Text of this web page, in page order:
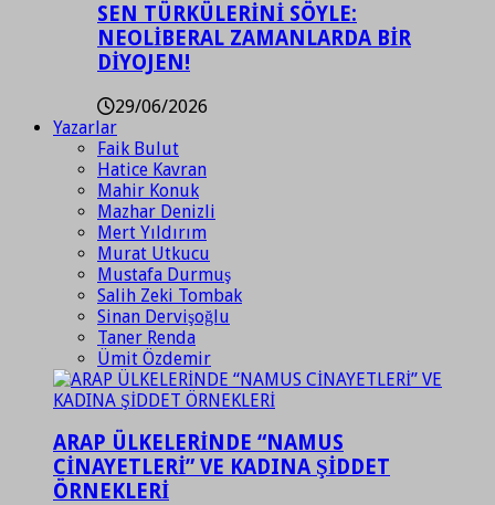
SEN TÜRKÜLERİNİ SÖYLE:
NEOLİBERAL ZAMANLARDA BİR
DİYOJEN!
29/06/2026
Yazarlar
Faik Bulut
Hatice Kavran
Mahir Konuk
Mazhar Denizli
Mert Yıldırım
Murat Utkucu
Mustafa Durmuş
Salih Zeki Tombak
Sinan Dervişoğlu
Taner Renda
Ümit Özdemir
ARAP ÜLKELERİNDE “NAMUS
CİNAYETLERİ” VE KADINA ŞİDDET
ÖRNEKLERİ